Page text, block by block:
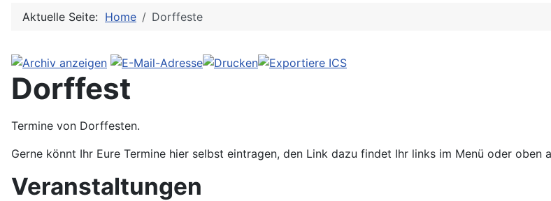
Aktuelle Seite: Home Dorffeste
Download PDF
Dorffest
Termine von Dorffesten.
Gerne könnt Ihr Eure Termine hier selbst eintragen, den Link dazu findet Ihr links im Menü oder oben
Veranstaltungen